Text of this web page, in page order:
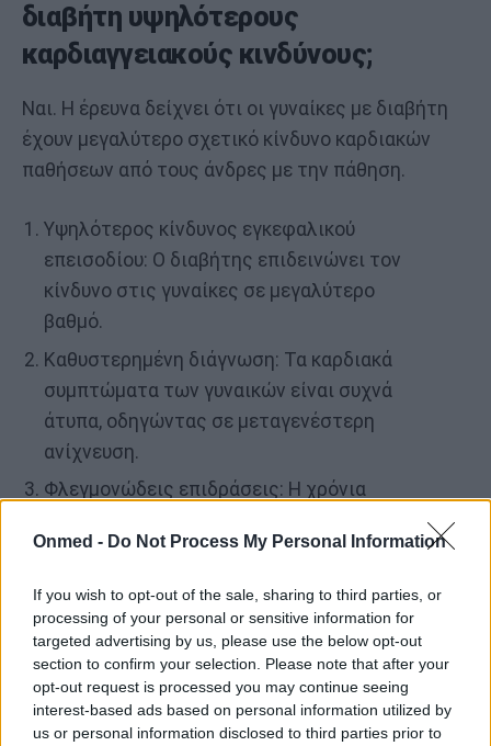
Onmed - Do Not Process My Personal Information
If you wish to opt-out of the sale, sharing to third parties, or
processing of your personal or sensitive information for
targeted advertising by us, please use the below opt-out
section to confirm your selection. Please note that after your
opt-out request is processed you may continue seeing
interest-based ads based on personal information utilized by
us or personal information disclosed to third parties prior to
διαβήτη υψηλότερους
καρδιαγγειακούς κινδύνους;
Ναι. Η έρευνα δείχνει ότι οι γυναίκες με διαβήτη
έχουν μεγαλύτερο σχετικό κίνδυνο καρδιακών
παθήσεων από τους άνδρες με την πάθηση.
Υψηλότερος κίνδυνος εγκεφαλικού
επεισοδίου: Ο διαβήτης επιδεινώνει τον
κίνδυνο στις γυναίκες σε μεγαλύτερο
βαθμό.
Καθυστερημένη διάγνωση: Τα καρδιακά
συμπτώματα των γυναικών είναι συχνά
άτυπα, οδηγώντας σε μεταγενέστερη
ανίχνευση.
Φλεγμονώδεις επιδράσεις: Η χρόνια
φλεγμονή, αυξάνοντας τον κίνδυνο
Συνοπτικά: Διακριτά συμπτώματα
διαβήτη στις γυναίκες